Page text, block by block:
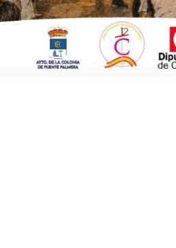
y mucha emoción sobre la
a un público que vibraba con lo
personal de uno de los mejores
con unos primeros minutos
marcador.